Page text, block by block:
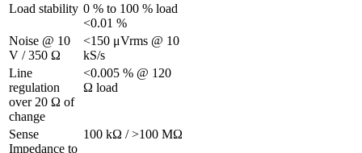
Load stability 0 % to 100 % load
<0.01 %
Noise @ 10
V / 350 Ω
<150 μVrms @ 10
kS/s
Line
regulation
over 20 Ω of
change
<0.005 % @ 120
Ω load
Sense
Impedance to
100 kΩ / >100 MΩ